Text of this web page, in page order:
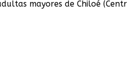
mayores de Chiloé